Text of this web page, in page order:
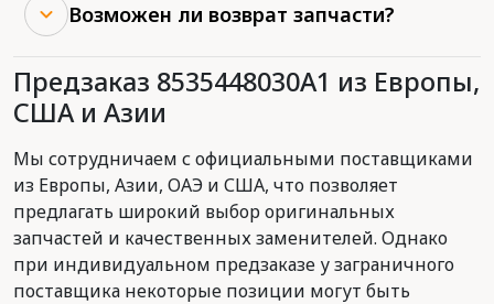
Возможен ли возврат запчасти?
Предзаказ 8535448030A1 из Европы,
США и Азии
Мы сотрудничаем с официальными поставщиками
из Европы, Азии, ОАЭ и США, что позволяет
предлагать широкий выбор оригинальных
запчастей и качественных заменителей. Однако
при индивидуальном предзаказе у заграничного
поставщика некоторые позиции могут быть